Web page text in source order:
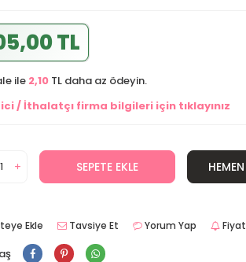
TL
ile 2,10 TL daha az ödeyin.
/ İthalatçı firma bilgileri için tıklayınız
SEPETE EKLE
Ekle Tavsiye Et Yorum Yap